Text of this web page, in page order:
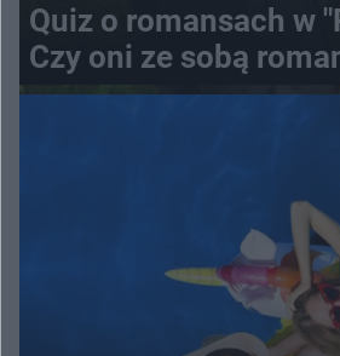
Quiz o romansach w
Czy oni ze sobą